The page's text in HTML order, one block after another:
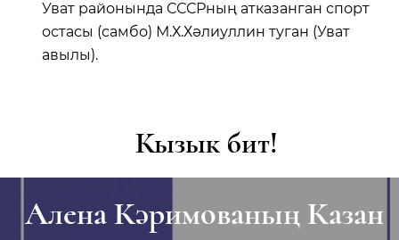
Уват районында СССРның атказанган спорт
остасы (самбо) М.Х.Хәлиуллин туган (Уват
авылы).
Кызык бит!
Казан Төмән